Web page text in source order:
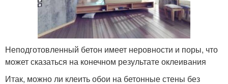
Неподготовленный бетон имеет неровности и поры, что
может сказаться на конечном результате оклеивания
Итак, можно ли клеить обои на бетонные стены без